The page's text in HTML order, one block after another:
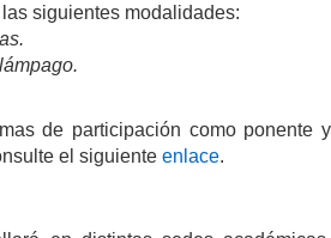
siguientes modalidades:
de participación como ponente y
el siguiente enlace.